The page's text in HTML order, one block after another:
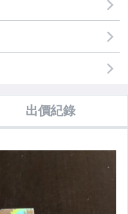
出價紀錄